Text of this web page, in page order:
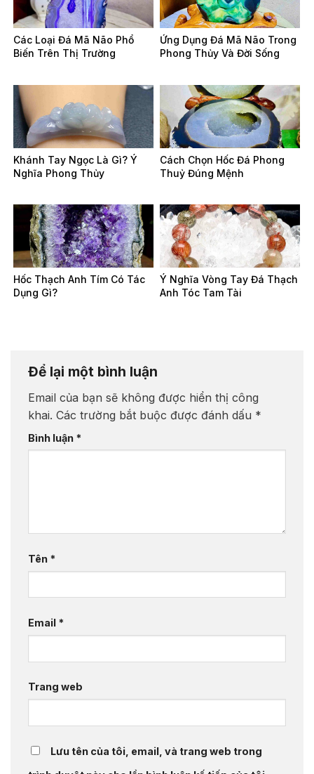
Các Loại Đá Mã Não Phổ
Biến Trên Thị Trường
Ứng Dụng Đá Mã Não Trong
Phong Thủy Và Đời Sống
Khánh Tay Ngọc Là Gì? Ý
Nghĩa Phong Thủy
Cách Chọn Hốc Đá Phong
Thuỷ Đúng Mệnh
Hốc Thạch Anh Tím Có Tác
Dụng Gì?
Ý Nghĩa Vòng Tay Đá Thạch
Anh Tóc Tam Tài
Để lại một bình luận
Email của bạn sẽ không được hiển thị công
khai. Các trường bắt buộc được đánh dấu *
Bình luận *
Tên *
Email *
Trang web
Lưu tên của tôi, email, và trang web trong